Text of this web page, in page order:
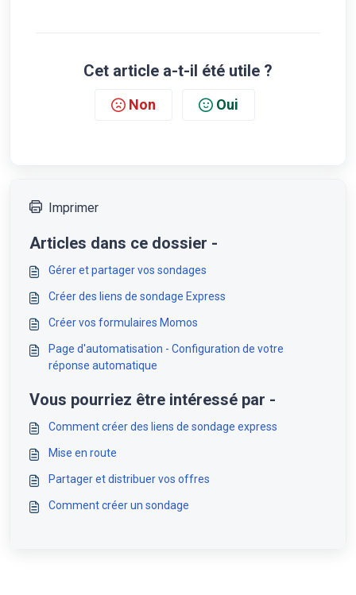
Cet article a-t-il été utile ?
Non Oui
Imprimer
Articles dans ce dossier -
Gérer et partager vos sondages
Créer des liens de sondage Express
Créer vos formulaires Momos
Page d'automatisation - Configuration de votre
réponse automatique
Vous pourriez être intéressé par -
Comment créer des liens de sondage express
Mise en route
Partager et distribuer vos offres
Comment créer un sondage